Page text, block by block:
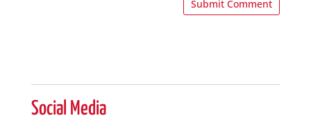
r
n
a
Social Media